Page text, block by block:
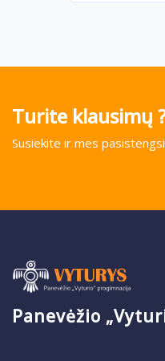
Turite klausimų
Susiekite ir mes
Panevėžio